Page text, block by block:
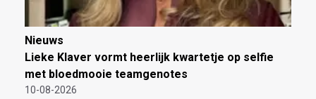
Nieuws
Lieke Klaver vormt heerlijk kwartetje op selfie
met bloedmooie teamgenotes
10-08-2026